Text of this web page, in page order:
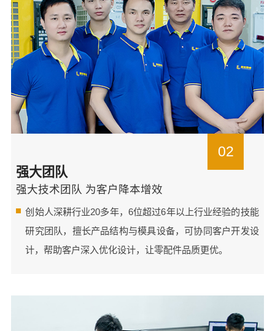
02
强大团队
强大技术团队 为客户降本增效
创始人深耕行业20多年，6位超过6年以上行业经验的技能
研究团队，擅长产品结构与模具设备，可协同客户开发设
计，帮助客户深入优化设计，让零配件品质更优。